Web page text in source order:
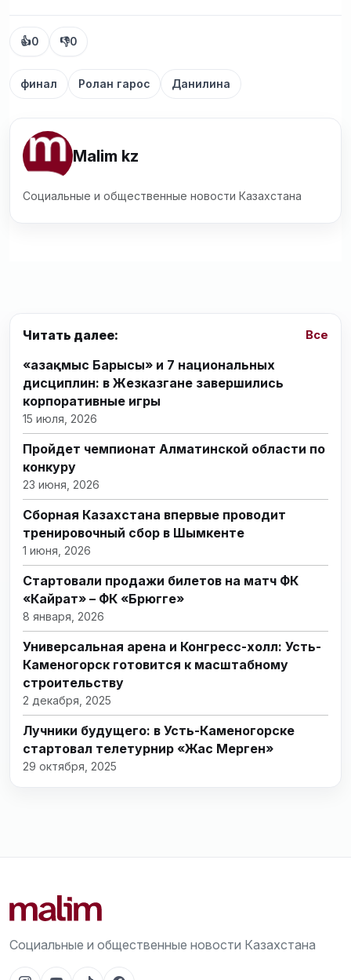
👍0 👎0
финал Ролан гарос Данилина
Malim kz
Социальные и общественные новости Казахстана
Читать далее: Все
«Қазақмыс Барысы» и 7 национальных
дисциплин: в Жезказгане завершились
корпоративные игры
15 июля, 2026
Пройдет чемпионат Алматинской области по
конкуру
23 июня, 2026
Сборная Казахстана впервые проводит
тренировочный сбор в Шымкенте
1 июня, 2026
Стартовали продажи билетов на матч ФК
«Кайрат» – ФК «Брюгге»
8 января, 2026
Универсальная арена и Конгресс-холл: Усть-
Каменогорск готовится к масштабному
строительству
2 декабря, 2025
Лучники будущего: в Усть-Каменогорске
стартовал телетурнир «Жас Мерген»
29 октября, 2025
Социальные и общественные новости Казахстана